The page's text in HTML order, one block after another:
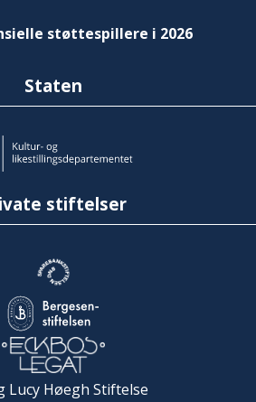
støttespillere i 2026
Staten
stiftelser
Lucy Høegh Stiftelse